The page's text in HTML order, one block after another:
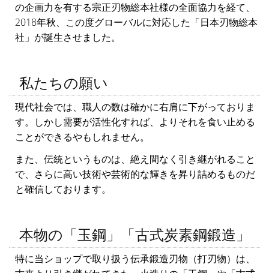
の企画力を有する宗正刃物総本社様の全面協力を経て、
2018年秋、この度グローバルに対応した「日本刃物総本
社」が誕生させました。
私たちの願い
現代社会では、職人の数は確かに右肩に下がっておりま
す。しかし需要が活性化すれば、よりそれを食い止める
ことができるやもしれません。
また、伝統というものは、絶え間なく引き継がれること
で、さらに高い技術や芸術的な輝きを昇り詰めるものだ
と確信しております。
本物の「玉鋼」「古式炭素鋼鍛造」
特に当ショップで取り扱う伝承鍛造刃物（打刃物）は、